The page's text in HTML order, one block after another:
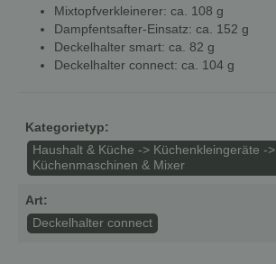
Mixtopfverkleinerer: ca. 108 g
Dampfentsafter-Einsatz: ca. 152 g
Deckelhalter smart: ca. 82 g
Deckelhalter connect: ca. 104 g
Kategorietyp:
Haushalt & Küche -> Küchenkleingeräte ->
Küchenmaschinen & Mixer
Art:
Deckelhalter connect